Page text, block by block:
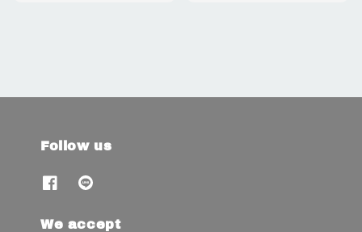
Follow us
We accept